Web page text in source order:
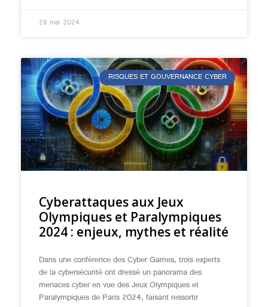
28 mai 2024
RISQUES ET GOUVERNANCE CYBER
Cyberattaques aux Jeux
Olympiques et Paralympiques
2024 : enjeux, mythes et réalité
Dans une conférence des Cyber Games, trois experts
de la cybersécurité ont dressé un panorama des
menaces cyber en vue des Jeux Olympiques et
Paralympiques de Paris 2024, faisant ressortir